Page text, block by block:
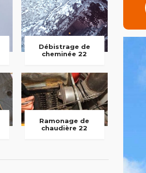
Débistrage de
cheminée 22
Ramonage de
chaudière 22